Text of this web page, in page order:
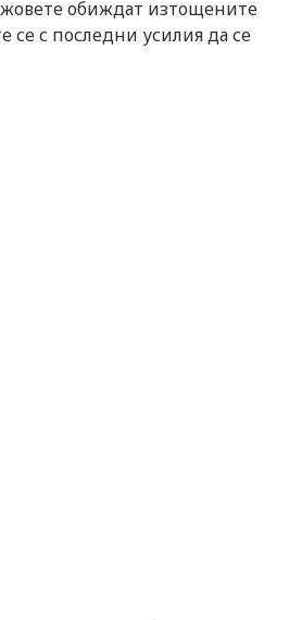
обиждат изтощените
с последни усилия да се